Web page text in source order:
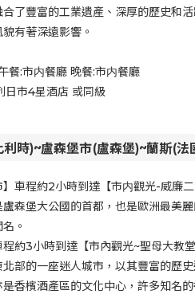
合了豐富的工業遺產、深厚的歷史和
有著深遠影響。
餐:市内餐廳 晚餐:市内餐廳
日市4星酒店 或同級
時)~盧森堡市(盧森堡)~蘭斯(法
】車程約2小時到達【市内觀光-威廉
盧森堡大公國的首都，也是歐洲最美
。
程約3小時到達【市內觀光~聖母大教
北部的一座迷人城市，以其豐富的歷
香檳酒產區的文化中心，許多知名